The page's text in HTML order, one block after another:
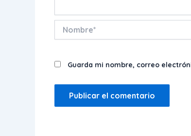
Guarda mi nombre, correo